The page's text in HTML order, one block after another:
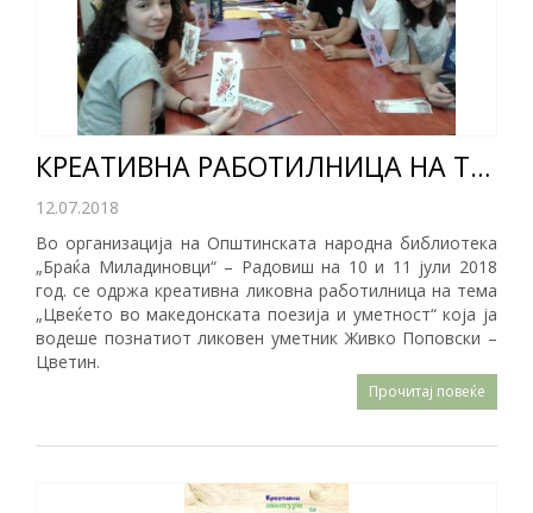
​
КРЕАТИВНА РАБОТИЛНИЦА НА ТЕМА „ЦВЕЌЕТО ВО МАКЕДОНСКАТА ПОЕЗИЈА“
12.07.2018
Во организација на Општинската народна библиотека
„Браќа Миладиновци“ – Радовиш на 10 и 11 јули 2018
год. се одржа креативна ликовна работилница на тема
„Цвеќето во македонската поезија и уметност“ која ја
водеше познатиот ликовен уметник Живко Поповски –
Цветин.
Прочитај повеќе